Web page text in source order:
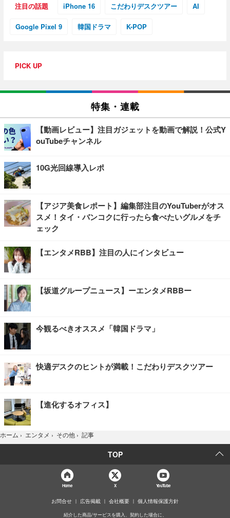
注目の話題 iPhone 16 こだわりデスクツアー AI
Google Pixel 9 韓国ドラマ K-POP
PICK UP
特集・連載
【動画レビュー】注目ガジェットを動画で解説！公式Y
ouTubeチャンネル
10G光回線導入レポ
【アジア美食レポート】編集部注目のYouTuberがオス
スメ！タイ・バンコクに行ったら食べたいグルメをチ
ェック
【エンタメRBB】注目の人にインタビュー
【坂道グループニュース】ーエンタメRBBー
今観るべきオススメ「韓国ドラマ」
快適デスクのヒントが満載！こだわりデスクツアー
【進化するオフィス】
ホーム › エンタメ › その他 › 記事
TOP
Home X YouTube
お問合せ 広告掲載 会社概要 個人情報保護方針
紹介した商品/サービスを購入、契約した場合に、